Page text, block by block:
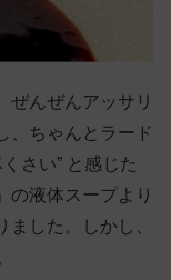
ぜんぜんアッサリ
、ちゃんとラード
さい” と感じた
液体スープより
した。しかし、